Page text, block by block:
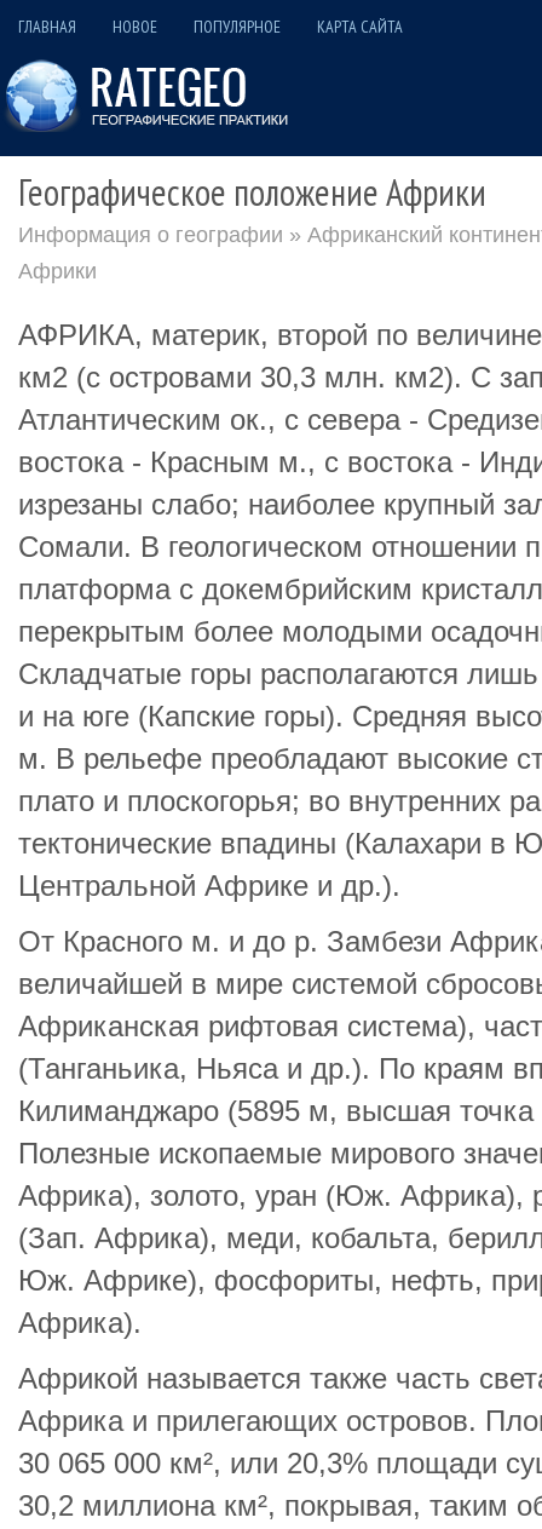
ГЛАВНАЯ НОВОЕ ПОПУЛЯРНОЕ КАРТА САЙТА
Географическое положение Африки
Информация о географии » Африканский
Африки
АФРИКА, материк, второй по
км2 (с островами 30,3 млн. км2). С
Атлантическим ок., с севера -
востока - Красным м., с востока -
изрезаны слабо; наиболее крупный
Сомали. В геологическом отношении
платформа с докембрийским
перекрытым более молодыми
Складчатые горы располагаются
и на юге (Капские горы). Средняя
м. В рельефе преобладают высокие
плато и плоскогорья; во внутренних
тектонические впадины (Калахари в
Центральной Африке и др.).
От Красного м. и до р. Замбези
величайшей в мире системой
Африканская рифтовая система),
(Танганьика, Ньяса и др.). По краям
Килиманджаро (5895 м, высшая
Полезные ископаемые мирового
Африка), золото, уран (Юж. Африка),
(Зап. Африка), меди, кобальта,
Юж. Африке), фосфориты, нефть,
Африка).
Африкой называется также часть
Африка и прилегающих островов.
30 065 000 км², или 20,3% площади
30,2 миллиона км², покрывая, таким